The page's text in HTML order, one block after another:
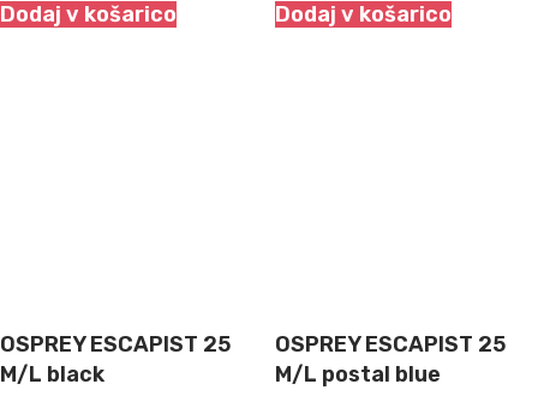
Dodaj v košarico
Dodaj v košarico
OSPREY ESCAPIST 25
M/L black
OSPREY ESCAPIST 25
M/L postal blue